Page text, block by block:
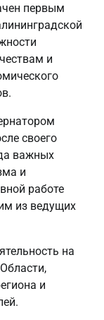
первым
и
своего
важных
и
работе
из ведущих
на
и